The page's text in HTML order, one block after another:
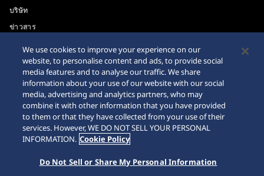
บริษัท
ข่าวสาร
ความสามารถในการเข้าถึง
ข่าวสาร
คำเตือนเกี่ยวกับการซื้อ
นาฬิกาบนอินเตอร์เนท
Sitemap
© 2026 Seiko Watch Corporation
We use cookies to improve your experience on our
website, to personalise content and ads, to provide social
media features and to analyse our traffic. We share
information about your use of our website with our social
media, advertising and analytics partners, who may
combine it with other information that you have provided
to them or that they have collected from your use of their
services. However, WE DO NOT SELL YOUR PERSONAL
INFORMATION. Cookie Policy
Do Not Sell or Share My Personal Information